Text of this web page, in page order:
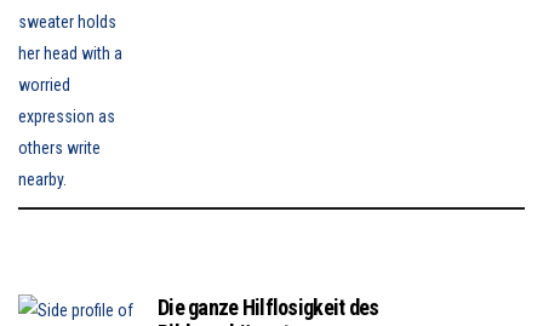
Die ganze Hilflosigkeit des